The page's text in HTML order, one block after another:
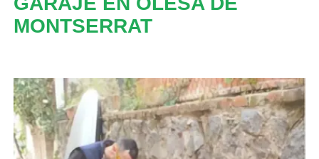
MONTSERRAT